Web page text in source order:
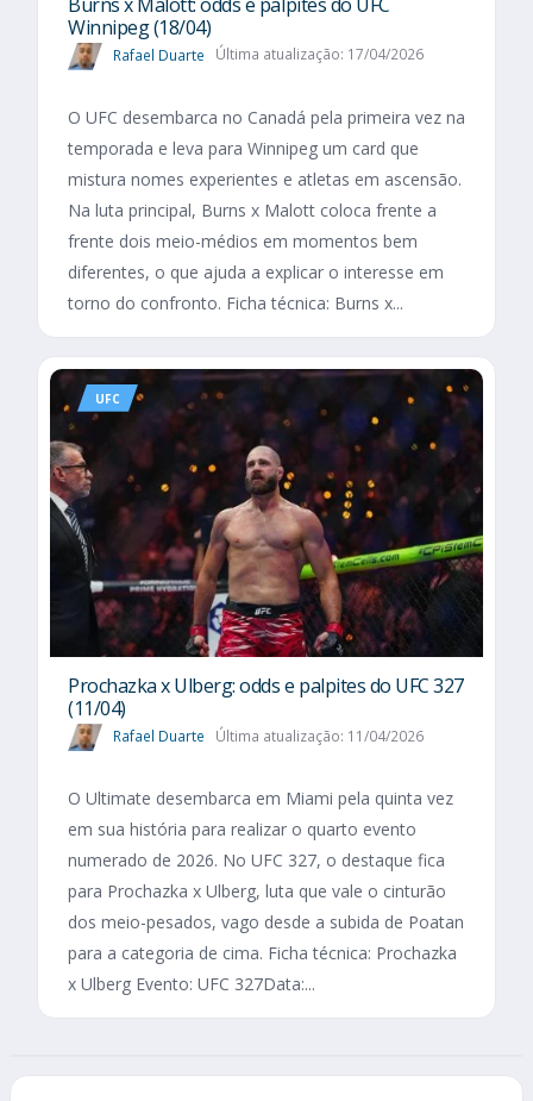
Winnipeg (18/04)
Rafael Duarte Última atualização: 17/04/2026
O UFC desembarca no Canadá pela primeira vez na
temporada e leva para Winnipeg um card que
mistura nomes experientes e atletas em ascensão.
Na luta principal, Burns x Malott coloca frente a
frente dois meio-médios em momentos bem
diferentes, o que ajuda a explicar o interesse em
torno do confronto. Ficha técnica: Burns x...
UFC
Prochazka x Ulberg: odds e palpites do UFC 327
(11/04)
Rafael Duarte Última atualização: 11/04/2026
O Ultimate desembarca em Miami pela quinta vez
em sua história para realizar o quarto evento
numerado de 2026. No UFC 327, o destaque fica
para Prochazka x Ulberg, luta que vale o cinturão
dos meio-pesados, vago desde a subida de Poatan
para a categoria de cima. Ficha técnica: Prochazka
x Ulberg Evento: UFC 327Data:...